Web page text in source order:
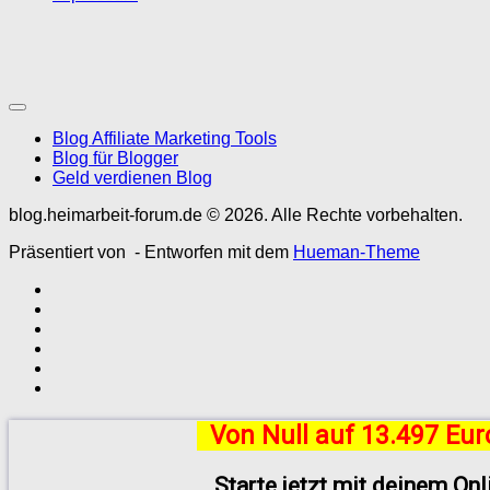
Blog Affiliate Marketing Tools
Blog für Blogger
Geld verdienen Blog
blog.heimarbeit-forum.de © 2026. Alle Rechte vorbehalten.
Präsentiert von - Entworfen mit dem Hueman-Theme
Von Null auf 13.497